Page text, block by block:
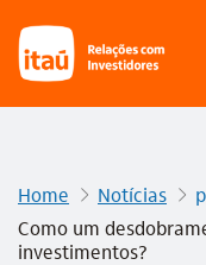
Home Notícias
Como um
investimentos?